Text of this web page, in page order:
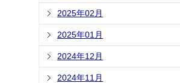
2025年02月
2025年01月
2024年12月
2024年11月